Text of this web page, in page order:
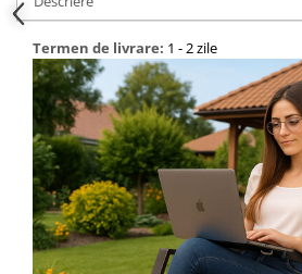
Mobilier bucatarie
Scaune bucatarie & living
Vase & ustensile pentru gatit
Tigai si seturi
Oale si cratite
Oale sub presiune
Tavi
Ustensile bucatarie
Termen de livrare: 1 - 2 zile